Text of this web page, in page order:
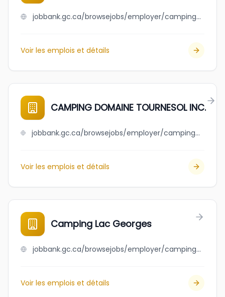
jobbank.gc.ca/browsejobs/employer/camping+cabano+inc./ca
Voir les emplois et détails
CAMPING DOMAINE TOURNESOL INC.
jobbank.gc.ca/browsejobs/employer/camping+domaine+tournesol+inc./ca
Voir les emplois et détails
Camping Lac Georges
jobbank.gc.ca/browsejobs/employer/camping+lac+georges/ca
Voir les emplois et détails